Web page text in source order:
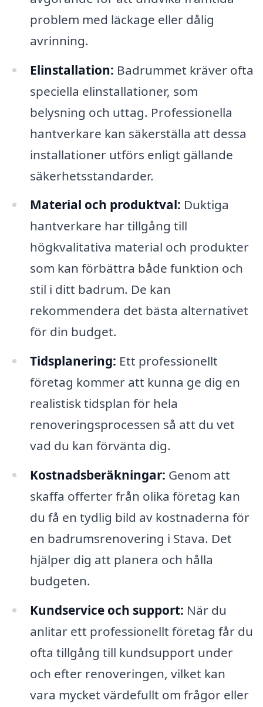
problem med läckage eller dålig
avrinning.
Elinstallation: Badrummet kräver ofta
speciella elinstallationer, som
belysning och uttag. Professionella
hantverkare kan säkerställa att dessa
installationer utförs enligt gällande
säkerhetsstandarder.
Material och produktval: Duktiga
hantverkare har tillgång till
högkvalitativa material och produkter
som kan förbättra både funktion och
stil i ditt badrum. De kan
rekommendera det bästa alternativet
för din budget.
Tidsplanering: Ett professionellt
företag kommer att kunna ge dig en
realistisk tidsplan för hela
renoveringsprocessen så att du vet
vad du kan förvänta dig.
Kostnadsberäkningar: Genom att
skaffa offerter från olika företag kan
du få en tydlig bild av kostnaderna för
en badrumsrenovering i Stava. Det
hjälper dig att planera och hålla
budgeten.
Kundservice och support: När du
anlitar ett professionellt företag får du
ofta tillgång till kundsupport under
och efter renoveringen, vilket kan
vara mycket värdefullt om frågor eller